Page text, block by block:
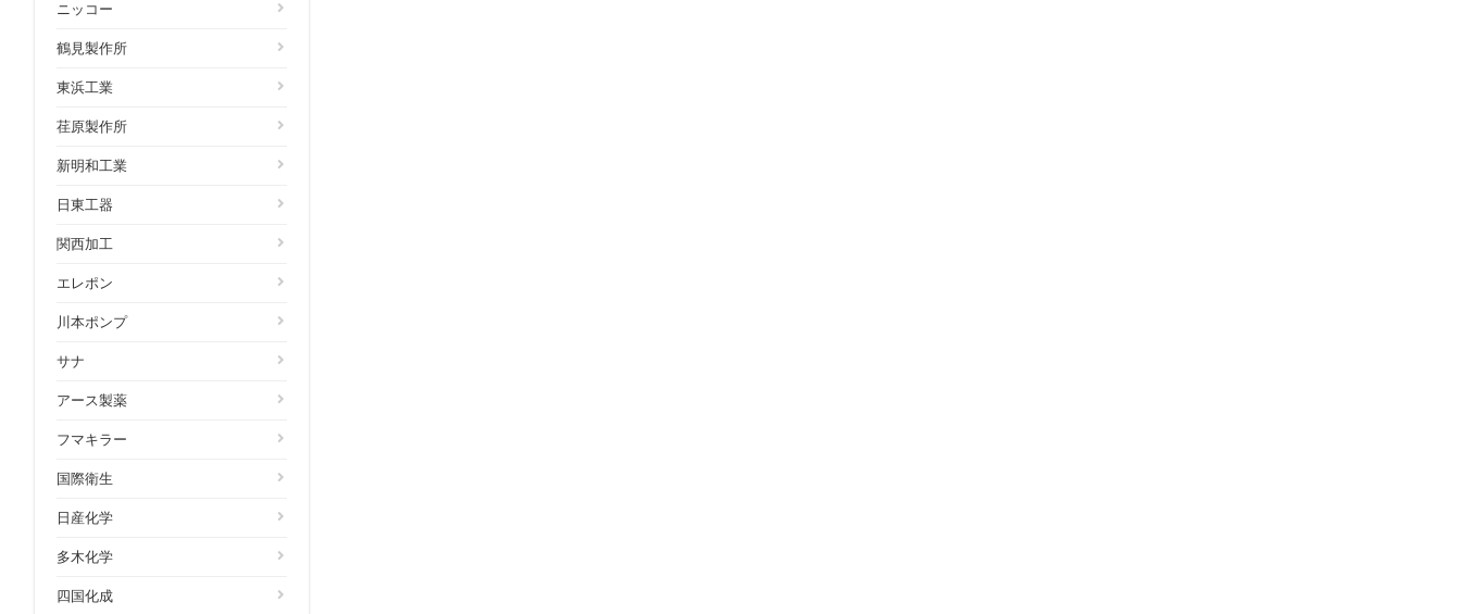
ニッコー
鶴見製作所
東浜工業
荏原製作所
新明和工業
日東工器
関西加工
エレポン
川本ポンプ
サナ
アース製薬
フマキラー
国際衛生
日産化学
多木化学
四国化成